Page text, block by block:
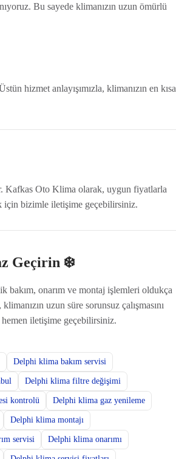
Bu sayede klimanızın uzun ömürlü
hizmet anlayışımızla, klimanızın en kısa
Kafkas Oto Klima olarak, uygun fiyatlarla
için bizimle iletişime geçebilirsiniz.
Geçirin ❄️
bakım, onarım ve montaj işlemleri oldukça
uzun süre sorunsuz çalışmasını
iletişime geçebilirsiniz.
Delphi klima bakım servisi
Delphi klima filtre değişimi
kontrolü Delphi klima gaz yenileme
Delphi klima montajı
servisi Delphi klima onarımı